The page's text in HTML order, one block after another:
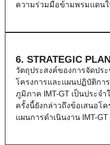
ความร่วมมือข้ามพรมแดน
6. STRATEGIC
วัตถุประสงค์ของการจัดปร
โครงการและแผนปฏิบัติก
ภูมิภาค IMT-GT เป็นประจ
ครั้งนี้ยังกล่าวถึงข้อเสนอโ
แผนการดำเนินงาน IMT-GT